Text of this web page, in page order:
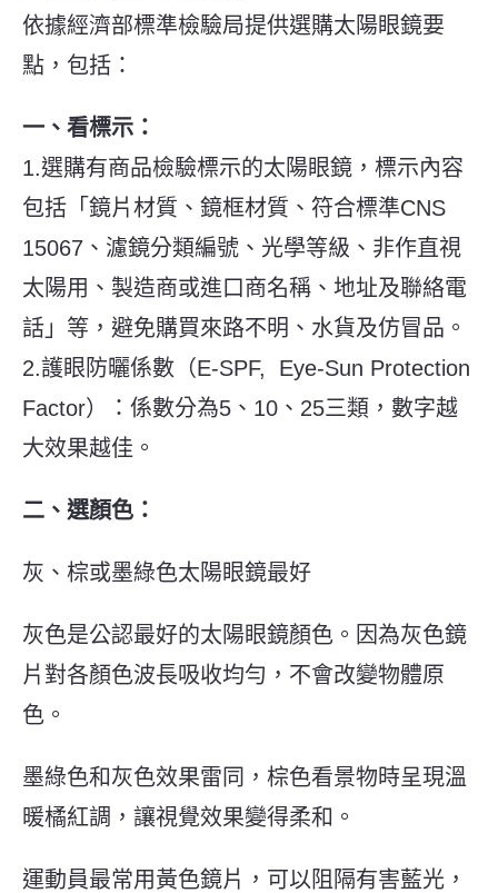
依據經濟部標準檢驗局提供選購太陽眼鏡要
點，包括：
一、看標示：
1.選購有商品檢驗標示的太陽眼鏡，標示內容
包括「鏡片材質、鏡框材質、符合標準CNS
15067、濾鏡分類編號、光學等級、非作直視
太陽用、製造商或進口商名稱、地址及聯絡電
話」等，避免購買來路不明、水貨及仿冒品。
2.護眼防曬係數（E-SPF, Eye-Sun Protection
Factor）：係數分為5、10、25三類，數字越
大效果越佳。
二、選顏色：
灰、棕或墨綠色太陽眼鏡最好
灰色是公認最好的太陽眼鏡顏色。因為灰色鏡
片對各顏色波長吸收均勻，不會改變物體原
色。
墨綠色和灰色效果雷同，棕色看景物時呈現溫
暖橘紅調，讓視覺效果變得柔和。
運動員最常用黃色鏡片，可以阻隔有害藍光，